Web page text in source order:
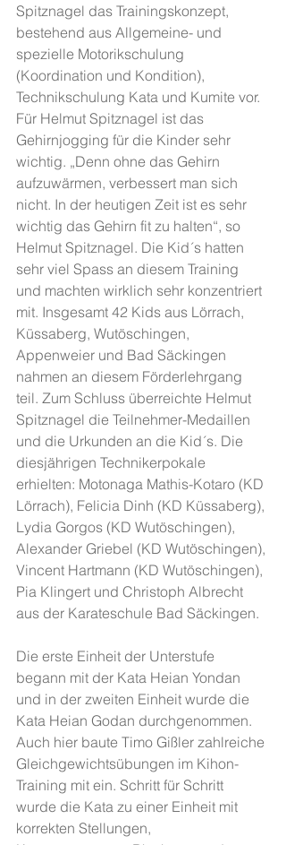
Spitznagel das Trainingskonzept,
bestehend aus Allgemeine- und
spezielle Motorikschulung
(Koordination und Kondition),
Technikschulung Kata und Kumite vor.
Für Helmut Spitznagel ist das
Gehirnjogging für die Kinder sehr
wichtig. „Denn ohne das Gehirn
aufzuwärmen, verbessert man sich
nicht. In der heutigen Zeit ist es sehr
wichtig das Gehirn fit zu halten“, so
Helmut Spitznagel. Die Kid´s hatten
sehr viel Spass an diesem Training
und machten wirklich sehr konzentriert
mit. Insgesamt 42 Kids aus Lörrach,
Küssaberg, Wutöschingen,
Appenweier und Bad Säckingen
nahmen an diesem Förderlehrgang
teil. Zum Schluss überreichte Helmut
Spitznagel die Teilnehmer-Medaillen
und die Urkunden an die Kid´s. Die
diesjährigen Technikerpokale
erhielten: Motonaga Mathis-Kotaro (KD
Lörrach), Felicia Dinh (KD Küssaberg),
Lydia Gorgos (KD Wutöschingen),
Alexander Griebel (KD Wutöschingen),
Vincent Hartmann (KD Wutöschingen),
Pia Klingert und Christoph Albrecht
aus der Karateschule Bad Säckingen.
Die erste Einheit der Unterstufe
begann mit der Kata Heian Yondan
und in der zweiten Einheit wurde die
Kata Heian Godan durchgenommen.
Auch hier baute Timo Gißler zahlreiche
Gleichgewichtsübungen im Kihon-
Training mit ein. Schritt für Schritt
wurde die Kata zu einer Einheit mit
korrekten Stellungen,